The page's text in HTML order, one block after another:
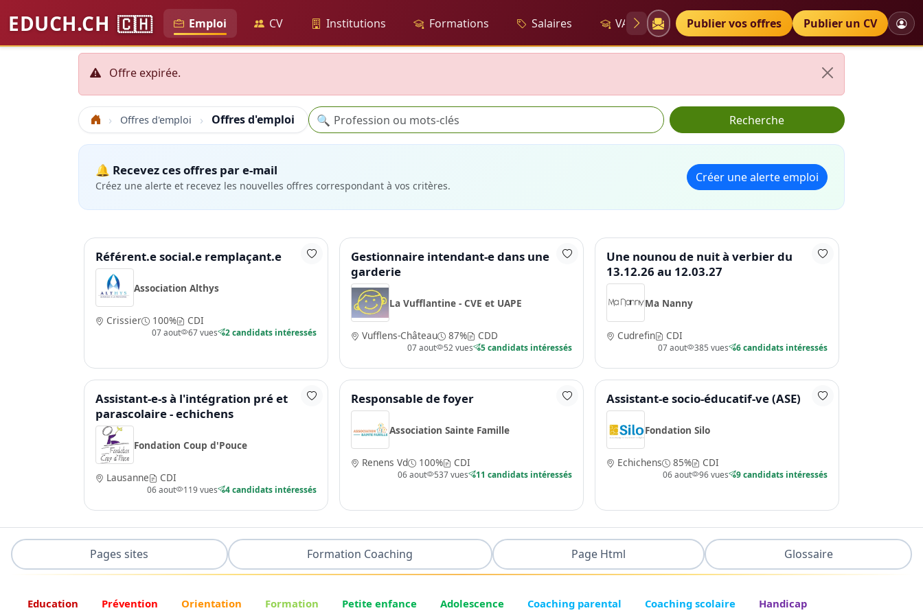
EDUCH.CH 🇨🇭 Emploi CV Institutions Formations Salaires VAE Diplômes Petites annonces
Publier vos offres Publier un CV
Offre expirée.
Accueil Offres d'emploi Offres d'emploi Recherche
🔍 Recherche
🔔 Recevez ces offres par e-mail
Créez une alerte et recevez les nouvelles offres correspondant à vos critères.
Créer une alerte emploi
Référent.e social.e remplaçant.e
Association Althys
Crissier 100% CDI
07 aout 67 vues 2 candidats intéressés
Gestionnaire intendant-e dans une
garderie
La Vufflantine - CVE et UAPE
Vufflens-Château 87% CDD
07 aout 52 vues 5 candidats intéressés
Une nounou de nuit à verbier du
13.12.26 au 12.03.27
Ma Nanny
Cudrefin CDI
07 aout 385 vues 6 candidats intéressés
Assistant-e-s à l'intégration pré et
parascolaire - echichens
Fondation Coup d'Pouce
Lausanne CDI
06 aout 119 vues 4 candidats intéressés
Responsable de foyer
Association Sainte Famille
Renens Vd 100% CDI
06 aout 537 vues 11 candidats intéressés
Assistant-e socio-éducatif-ve (ASE)
Fondation Silo
Echichens 85% CDI
06 aout 96 vues 9 candidats intéressés
Pages sites Formation Coaching Page Html Glossaire
Education Prévention Orientation Formation Petite enfance Adolescence Coaching parental Coaching scolaire Handicap